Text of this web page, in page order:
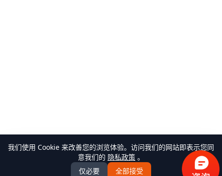
我们使用 Cookie 来改善您的浏览体验。访问我们的网站即表示您同
意我们的 隐私政策 。
仅必要
全部接受